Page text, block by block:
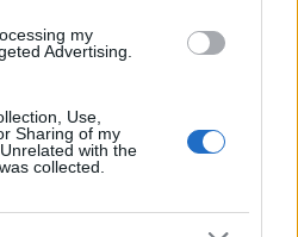
my
Advertising.
Use,
Sharing of my
with the
collected.